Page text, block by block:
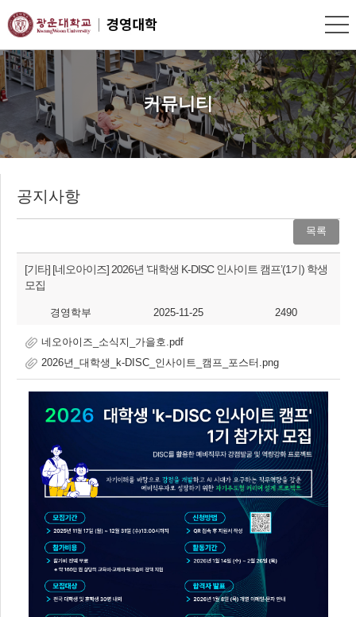
커뮤니티
공지사항
목록
[기타] [네오아이즈] 2026년 ‘대학생 K-DISC 인사이트 캠프’(1기) 학생
모집
경영학부 2025-11-25 2490
네오아이즈_소식지_가을호.pdf
2026년_대학생_k-DISC_인사이트_캠프_포스터.png